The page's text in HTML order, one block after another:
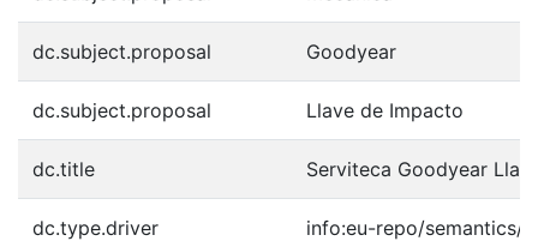
dc.subject.proposal Goodyear
dc.subject.proposal Llave de Impacto
dc.title Serviteca Goodyear
dc.type.driver info:eu-repo/semantics/